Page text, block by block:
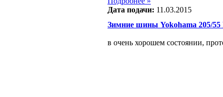
Дата подачи: 11.03.2015
Зимние шины Yokohama 205/55
в очень хорошем состоянии,